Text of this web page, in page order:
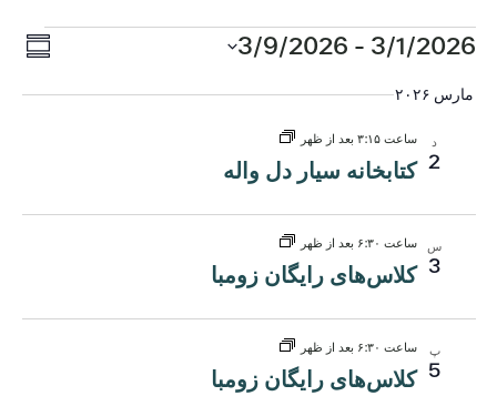
رویدادها خلاصه 3/1/2026
-
3/9/2026
را
مارس ۲۰۲۶
د
2
ساعت ۳:۱۵ بعد از ظهر
کتابخانه سیار دل واله
س
3
ساعت ۶:۳۰ بعد از ظهر
کلاس‌های رایگان زومبا
پ
5
ساعت ۶:۳۰ بعد از ظهر
کلاس‌های رایگان زومبا